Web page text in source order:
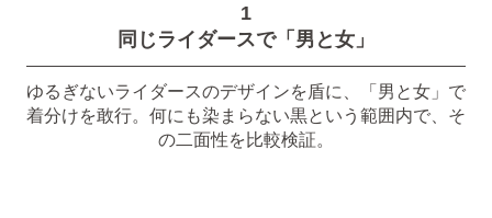
1
同じライダースで「男と女」
ゆるぎないライダースのデザインを盾に、「男と女」で
着分けを敢行。何にも染まらない黒という範囲内で、そ
の二面性を比較検証。